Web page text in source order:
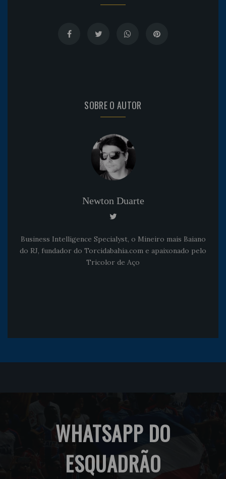
SOBRE O AUTOR
Newton Duarte
Business Intelligence Specialyst, o Mineiro mais Baiano
do RJ, fundador do Torcidabahia.com e apaixonado pelo
Tricolor de Aço
WHATSAPP DO
ESQUADRÃO